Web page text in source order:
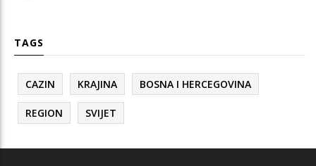
TAGS
CAZIN KRAJINA BOSNA I HERCEGOVINA
REGION SVIJET